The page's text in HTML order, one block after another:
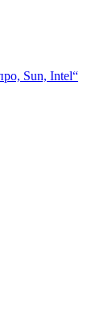
Sun, Intel“